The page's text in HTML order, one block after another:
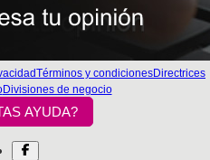
Términos y condicionesDirectrices
Divisiones de negocio
AYUDA?